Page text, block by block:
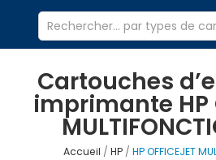
Cartouches
imprimante HP
Accueil HP HP OFFICEJET